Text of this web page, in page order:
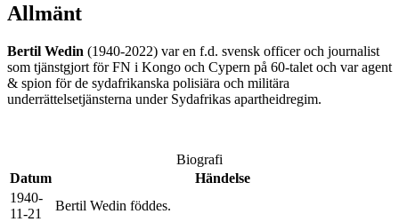
Allmänt
Bertil Wedin (1940-2022) var en f.d. svensk officer och journalist
som tjänstgjort för FN i Kongo och Cypern på 60-talet och var agent
& spion för de sydafrikanska polisiära och militära
underrättelsetjänsterna under Sydafrikas apartheidregim.
Biografi
Datum
Händelse
1940-
11-21
Bertil Wedin föddes.